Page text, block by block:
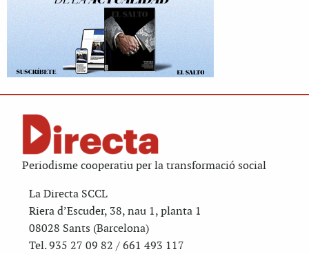
Periodisme cooperatiu per la transformació social
La Directa SCCL
Riera d’Escuder, 38, nau 1, planta 1
08028 Sants (Barcelona)
Tel. 935 27 09 82 / 661 493 117